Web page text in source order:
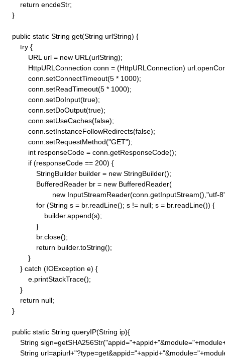
        return encdeStr;
    }
    public static String get(String urlString) {
        try {
            URL url = new URL(urlString);
HttpURLConnection conn = (HttpURLConnection)
            conn.setConnectTimeout(5 * 1000);
            conn.setReadTimeout(5 * 1000);
            conn.setDoInput(true);
            conn.setDoOutput(true);
            conn.setUseCaches(false);
            conn.setInstanceFollowRedirects(false);
            conn.setRequestMethod("GET");
            int responseCode = conn.getResponseCode();
            if (responseCode == 200) {
                StringBuilder builder = new StringBuilder();
                BufferedReader br = new BufferedReader(
new InputStreamReader(conn.getInputStream(),"utf-
                for (String s = br.readLine(); s != null; s = br.readLine()) {
                    builder.append(s);
                }
                br.close();
                return builder.toString();
            }
        } catch (IOException e) {
            e.printStackTrace();
        }
        return null;
    }
    public static String queryIP(String ip){
String
String